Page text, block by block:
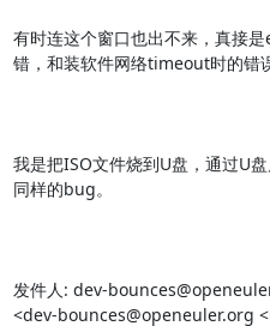
有时连这个窗口也出不来，真接
错，和装软件网络timeout时的错
我是把ISO文件烧到U盘，通过U
同样的bug。
发件人: dev-
<dev-bounces@openeuler.org